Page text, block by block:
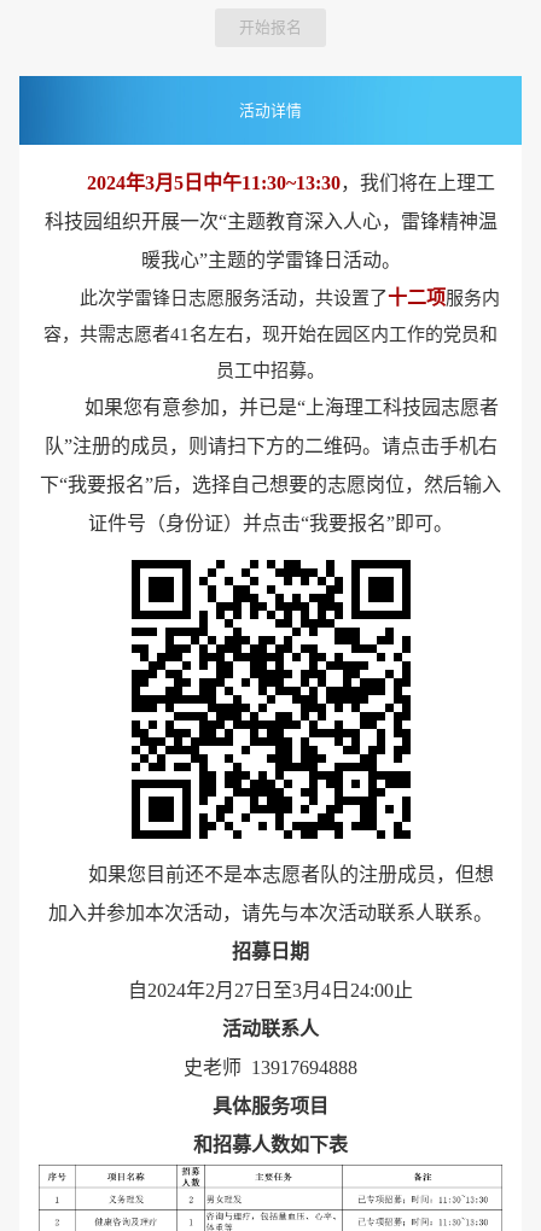
开始报名
活动详情
2024年3月5日中午11:30~13:30，我们将在上理工
科技园组织开展一次“主题教育深入人心，雷锋精神温
暖我心”主题的学雷锋日活动。
此次学雷锋日志愿服务活动，共设置了十二项服务内
容，共需志愿者41名左右，现开始在园区内工作的党员和
员工中招募。
如果您有意参加，并已是“上海理工科技园志愿者
队”注册的成员，则请扫下方的二维码。请点击手机右
下“我要报名”后，选择自己想要的志愿岗位，然后输入
证件号（身份证）并点击“我要报名”即可。
如果您目前还不是本志愿者队的注册成员，但想
加入并参加本次活动，请先与本次活动联系人联系。
招募日期
自2024年2月27日至3月4日24:00止
活动联系人
史老师 13917694888
具体服务项目
和招募人数如下表